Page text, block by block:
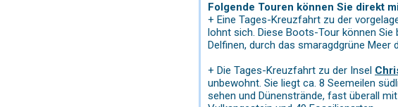
Folgende Touren können Sie direkt
+ Eine Tages-Kreuzfahrt zu der
lohnt sich. Diese Boots-Tour können Sie
Delfinen, durch das smaragdgrüne Meer
+ Die Tages-Kreuzfahrt zu der Insel
unbewohnt. Sie liegt ca. 8 Seemeilen
sehen und Dünenstrände, fast überall